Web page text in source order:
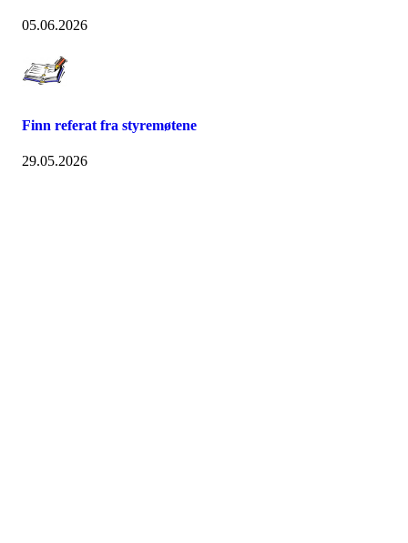
05.06.2026
Finn referat fra styremøtene
29.05.2026